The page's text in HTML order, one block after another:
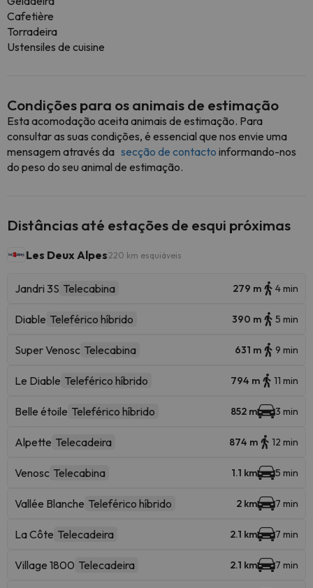
Cafetière
Torradeira
Ustensiles de cuisine
Condições para os animais de estimação
Esta acomodação aceita animais de estimação. Para
consultar as suas condições, é essencial que nos envie uma
mensagem através da secção de contacto informando-nos
do peso do seu animal de estimação.
Distâncias até estações de esqui próximas
Les Deux Alpes 220 km esquiáveis
Jandri 3S Telecabina 279 m 4 min
Diable Teleférico híbrido 390 m 5 min
Super Venosc Telecabina 631 m 9 min
Le Diable Teleférico híbrido 794 m 11 min
Belle étoile Teleférico híbrido 852 m 3 min
Alpette Telecadeira 874 m 12 min
Venosc Telecabina 1.1 km 5 min
Vallée Blanche Teleférico híbrido 2 km 7 min
La Côte Telecadeira 2.1 km 7 min
Village 1800 Telecadeira 2.1 km 7 min